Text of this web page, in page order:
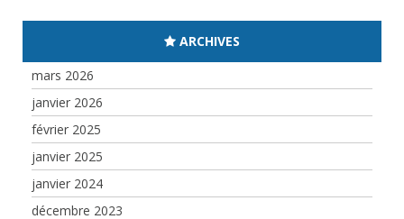
ARCHIVES
mars 2026
janvier 2026
février 2025
janvier 2025
janvier 2024
décembre 2023